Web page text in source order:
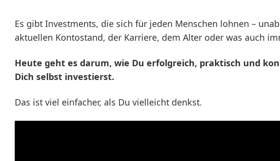
Es gibt Investments, die sich für jeden Menschen lohnen –
aktuellen Kontostand, der Karriere, dem Alter oder was auch
Heute geht es darum, wie Du erfolgreich, praktisch und
Dich selbst investierst.
Das ist viel einfacher, als Du vielleicht denkst.